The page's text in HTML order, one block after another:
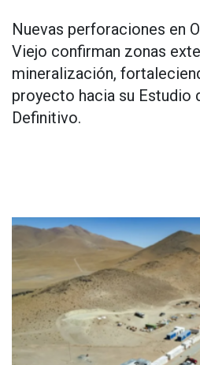
Nuevas perforaciones en
Viejo confirman zonas
mineralización,
proyecto hacia su Estudio
Definitivo.